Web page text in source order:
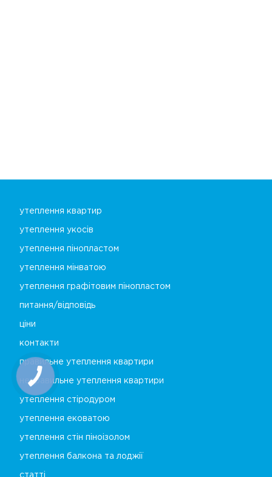
утеплення квартир
утеплення укосів
утеплення пінопластом
утеплення мінватою
утеплення графітовим пінопластом
питання/відповідь
ціни
контакти
правильне утеплення квартири
неправильне утеплення квартири
утеплення стіродуром
утеплення ековатою
утеплення стін піноізолом
утеплення балкона та лоджії
статті